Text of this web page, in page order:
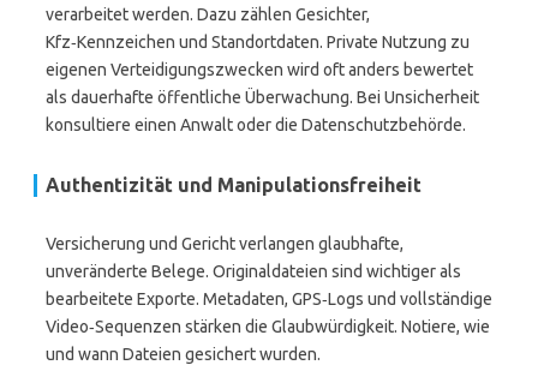
verarbeitet werden. Dazu zählen Gesichter,
Kfz‑Kennzeichen und Standortdaten. Private Nutzung zu
eigenen Verteidigungszwecken wird oft anders bewertet
als dauerhafte öffentliche Überwachung. Bei Unsicherheit
konsultiere einen Anwalt oder die Datenschutzbehörde.
Authentizität und Manipulationsfreiheit
Versicherung und Gericht verlangen glaubhafte,
unveränderte Belege. Originaldateien sind wichtiger als
bearbeitete Exporte. Metadaten, GPS‑Logs und vollständige
Video‑Sequenzen stärken die Glaubwürdigkeit. Notiere, wie
und wann Dateien gesichert wurden.